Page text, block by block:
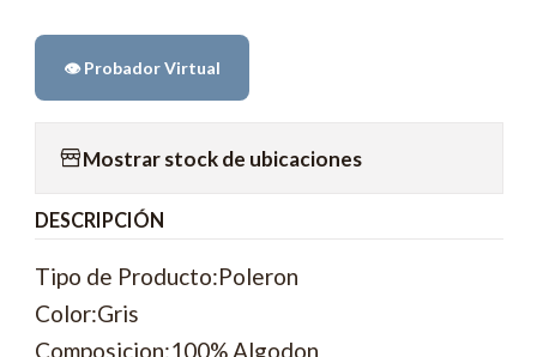
👁️ Probador Virtual
Mostrar stock de ubicaciones
DESCRIPCIÓN
Tipo de Producto:Poleron
Color:Gris
Composicion:100% Algodon